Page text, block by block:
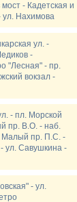
мост - Кадетская и
Нахимова
ул. -
-
"Лесная" - пр.
вокзал -
- пл. Морской
пр. В.О. - наб.
Малый пр. П.С. -
ул. Савушкина -
- ул.